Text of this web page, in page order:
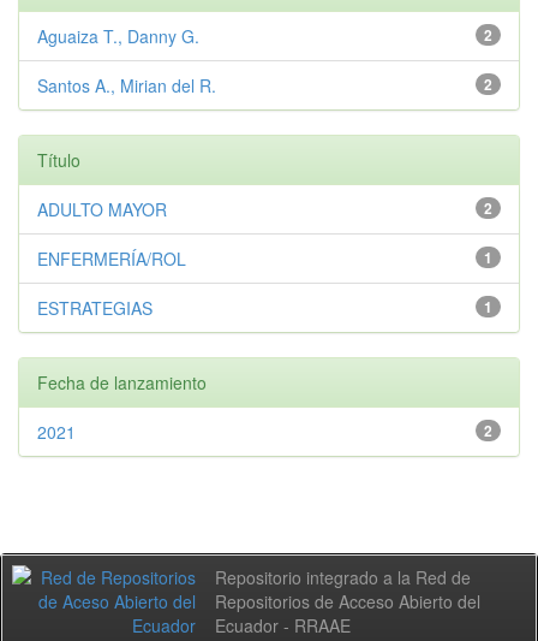
2
Aguaiza T., Danny G.
2
Santos A., Mirian del R.
Título
2
ADULTO MAYOR
1
ENFERMERÍA/ROL
1
ESTRATEGIAS
Fecha de lanzamiento
2
2021
Repositorio integrado a la Red de
Repositorios de Acceso Abierto del
Ecuador - RRAAE